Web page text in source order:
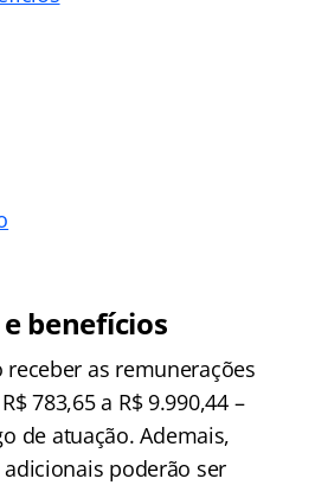
benefícios
as remunerações
783,65 a R$ 9.990,44 –
de atuação. Ademais,
poderão ser